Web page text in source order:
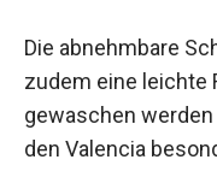
Die abnehmbare
zudem eine leichte
gewaschen
den Valencia